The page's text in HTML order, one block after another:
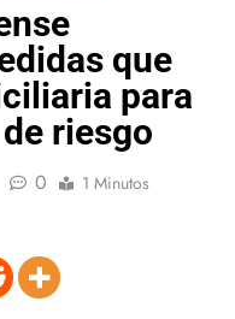
que
para
riesgo
0 1 Minutos